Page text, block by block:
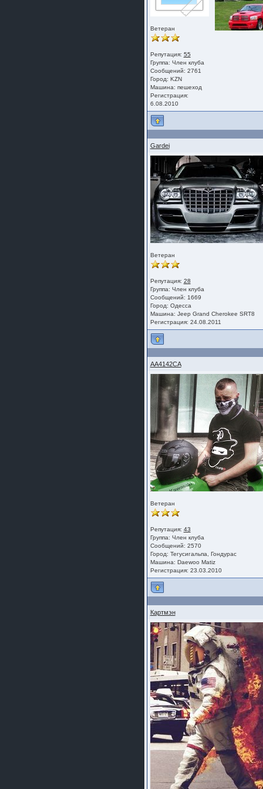
Ветеран
Репутация: 55
Группа: Член клуба
Сообщений: 2761
Город: KZN
Машина: пешеход
Регистрация:
6.08.2010
Gardei
Ветеран
Репутация: 28
Группа: Член клуба
Сообщений: 1669
Город: Одесса
Машина: Jeep Grand Cherokee SRT8
Регистрация: 24.08.2011
AA4142CA
Ветеран
Репутация: 43
Группа: Член клуба
Сообщений: 2570
Город: Тегусигальпа, Гондурас
Машина: Daewoo Matiz
Регистрация: 23.03.2010
Картмэн